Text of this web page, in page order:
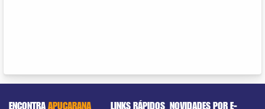
ENCONTRAAPUCARANA LINKS RÁPIDOS NOVIDADES POR E-